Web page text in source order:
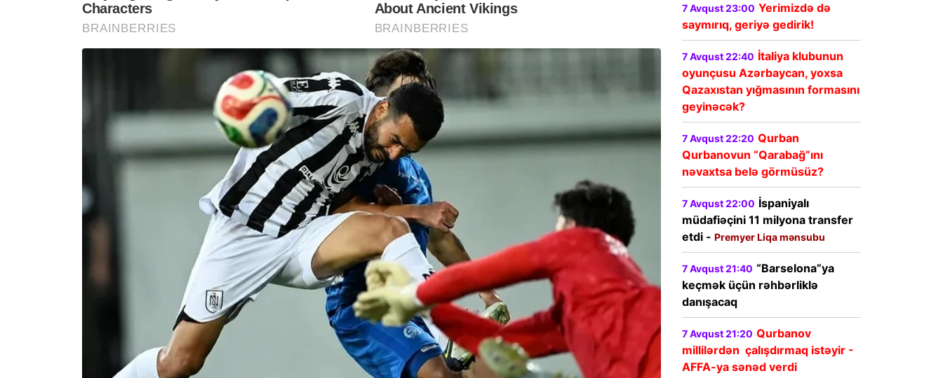
7 Avqust 23:00 Yerimizdə də
saymırıq, geriyə gedirik!
7 Avqust 22:40 İtaliya klubunun
oyunçusu Azərbaycan, yoxsa
Qazaxıstan yığmasının formasını
geyinəcək?
7 Avqust 22:20 Qurban
Qurbanovun “Qarabağ”ını
nəvaxtsa belə görmüsüz?
7 Avqust 22:00 İspaniyalı
müdafiəçini 11 milyona transfer
etdi - Premyer Liqa mənsubu
7 Avqust 21:40 “Barselona”ya
keçmək üçün rəhbərliklə
danışacaq
7 Avqust 21:20 Qurbanov
millilərdən çalışdırmaq istəyir -
AFFA-ya sənəd verdi